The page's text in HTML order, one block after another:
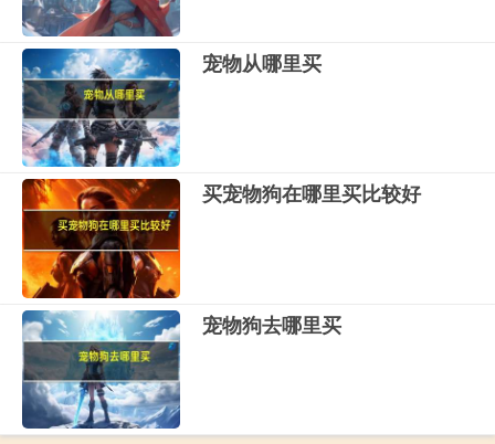
宠物从哪里买
买宠物狗在哪里买比较好
宠物狗去哪里买